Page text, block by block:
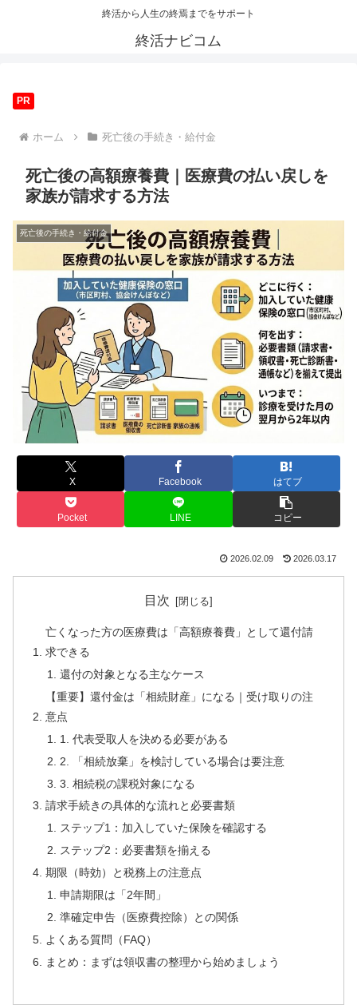
終活から人生の終焉までをサポート
終活ナビコム
PR
ホーム 死亡後の手続き・給付金
死亡後の高額療養費｜医療費の払い戻しを
家族が請求する方法
死亡後の手続き・給付金
X Facebook はてブ
Pocket LINE コピー
2026.02.09 2026.03.17
目次
亡くなった方の医療費は「高額療養費」として還付請
求できる
還付の対象となる主なケース
【重要】還付金は「相続財産」になる｜受け取りの注
意点
1. 代表受取人を決める必要がある
2. 「相続放棄」を検討している場合は要注意
3. 相続税の課税対象になる
請求手続きの具体的な流れと必要書類
ステップ1：加入していた保険を確認する
ステップ2：必要書類を揃える
期限（時効）と税務上の注意点
申請期限は「2年間」
準確定申告（医療費控除）との関係
よくある質問（FAQ）
まとめ：まずは領収書の整理から始めましょう